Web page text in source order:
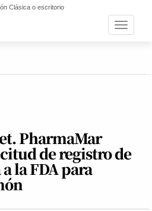
Clásica o escritorio
Toggle
PharmaMar
de registro de
la FDA para